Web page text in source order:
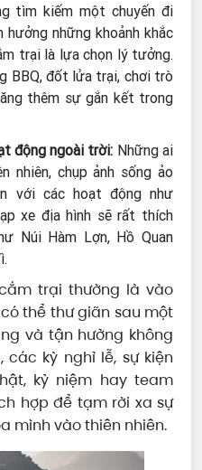
tìm kiếm một chuyến đi
những khoảnh khắc
trại là lựa chọn lý tưởng.
BBQ, đốt lửa trại, chơi trò
thêm sự gắn kết trong
động ngoài trời: Những ai
nhiên, chụp ảnh sống ảo
với các hoạt động như
xe địa hình sẽ rất thích
Núi Hàm Lợn, Hồ Quan
trại thường là vào
thể thư giãn sau một
và tận hưởng không
các kỳ nghỉ lễ, sự kiện
kỷ niệm hay team
hợp để tạm rời xa sự
mình vào thiên nhiên.